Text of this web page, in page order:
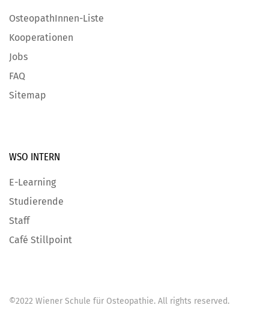
OsteopathInnen-Liste
Kooperationen
Jobs
FAQ
Sitemap
WSO INTERN
E-Learning
Studierende
Staff
Café Stillpoint
©2022 Wiener Schule für Osteopathie. All rights reserved.